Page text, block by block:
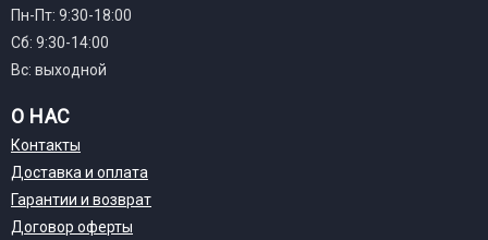
Пн-Пт: 9:30-18:00
Сб: 9:30-14:00
Вс: выходной
О НАС
Контакты
Доставка и оплата
Гарантии и возврат
Договор оферты